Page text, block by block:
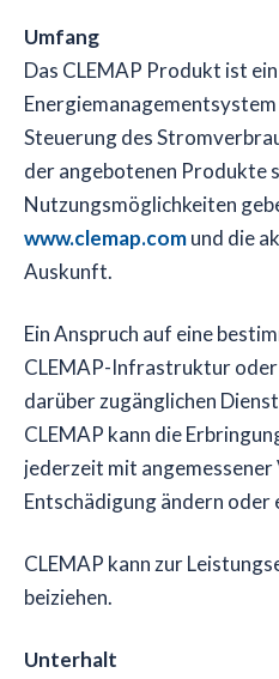
Umfang
Das CLEMAP Produkt ist
Steuerung des
der angebotenen Produkte
Nutzungsmöglichkeiten
www.clemap.comund die
Auskunft.
Ein Anspruch auf eine
CLEMAP-Infrastruktur
darüber zugänglichen
CLEMAP kann die
jederzeit mit
Entschädigung ändern oder
CLEMAP kann zur
beiziehen.
Unterhalt